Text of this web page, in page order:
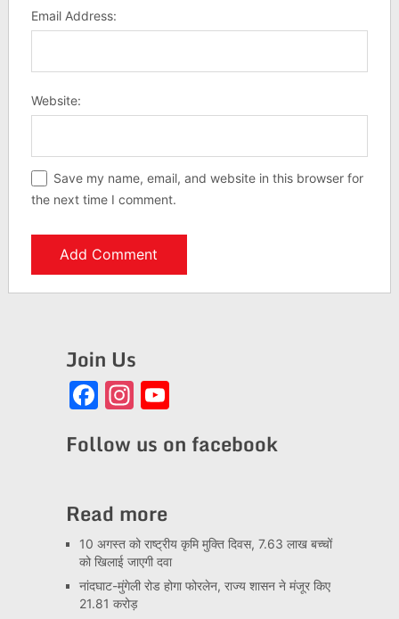
Email Address:
Website:
Save my name, email, and website in this browser for
the next time I comment.
Join Us
Facebook
Instagram
YouTube
Follow us on facebook
Read more
10 अगस्त को राष्ट्रीय कृमि मुक्ति दिवस, 7.63 लाख बच्चों
को खिलाई जाएगी दवा
नांदघाट-मुंगेली रोड होगा फोरलेन, राज्य शासन ने मंजूर किए
21.81 करोड़